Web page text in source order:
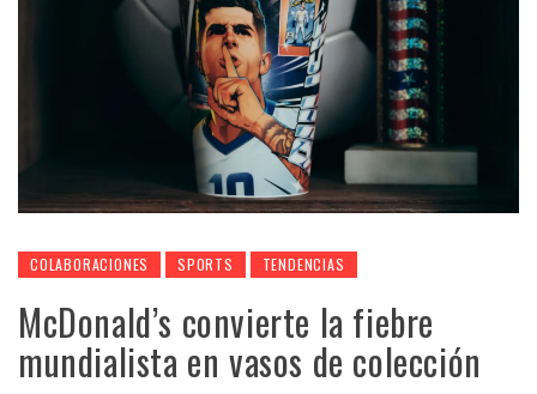
COLABORACIONES SPORTS TENDENCIAS
McDonald’s convierte la fiebre
mundialista en vasos de colección